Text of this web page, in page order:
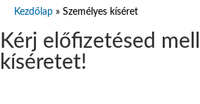
Kezdőlap » Személyes kíséret
Kérj előfizetésed
kíséretet!